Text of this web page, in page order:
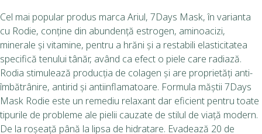
Cel mai popular produs marca Ariul, 7Days Mask, în varianta
cu Rodie, conține din abundență estrogen, aminoacizi,
minerale și vitamine, pentru a hrăni și a restabili elasticitatea
specifică tenului tânăr, având ca efect o piele care radiază.
Rodia stimulează producția de colagen și are proprietăți anti-
îmbătrânire, antirid și antiinflamatoare. Formula măștii 7Days
Mask Rodie este un remediu relaxant dar eficient pentru toate
tipurile de probleme ale pielii cauzate de stilul de viață modern.
De la roșeață până la lipsa de hidratare. Evadează 20 de